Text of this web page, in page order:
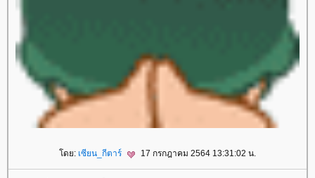
ดย: เซียน_กีตาร์ 17 กรกฎาคม 2564 13:31:02 น.